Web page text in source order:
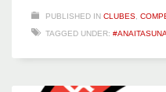
PUBLISHED IN CLUBES
TAGGED UNDER: #ANAITASUNA